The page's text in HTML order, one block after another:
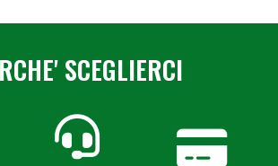
SCEGLIERCI